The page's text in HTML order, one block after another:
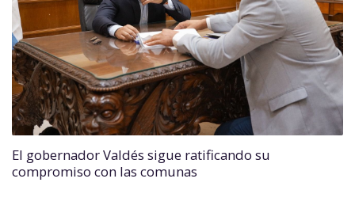
El gobernador Valdés sigue ratificando su
compromiso con las comunas